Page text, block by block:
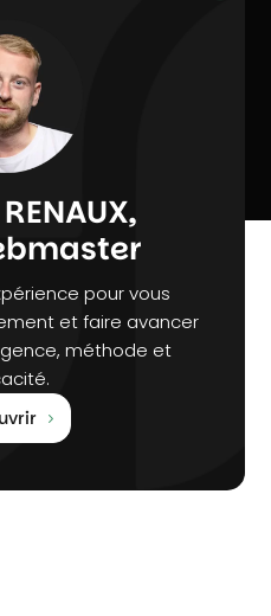
pour vous
et faire avancer
méthode et